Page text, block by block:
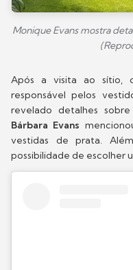
Monique Evans mostra
Após a visita ao sítio,
responsável pelos
revelado detalhes
Bárbara Evans
vestidas de prata.
possibilidade de escolher